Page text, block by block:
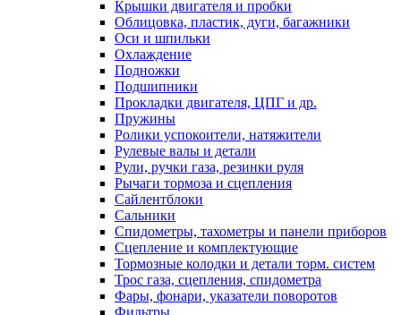
Крышки двигателя и пробки
Облицовка, пластик, дуги, багажники
Оси и шпильки
Охлаждение
Подножки
Подшипники
Прокладки двигателя, ЦПГ и др.
Пружины
Ролики успокоители, натяжители
Рулевые валы и детали
Рули, ручки газа, резинки руля
Рычаги тормоза и сцепления
Сайлентблоки
Сальники
Спидометры, тахометры и панели приборов
Сцепление и комплектующие
Тормозные колодки и детали торм. систем
Трос газа, сцепления, спидометра
Фары, фонари, указатели поворотов
Фильтры